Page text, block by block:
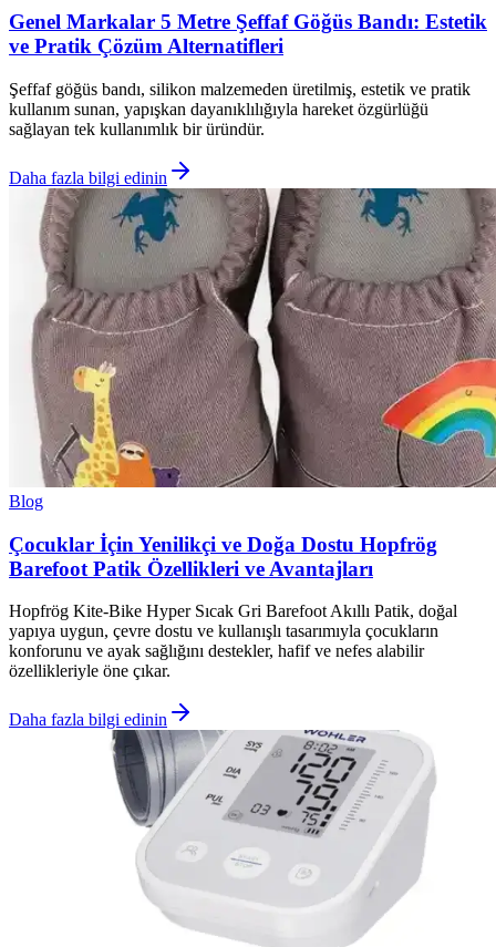
Genel Markalar 5 Metre Şeffaf Göğüs Bandı: Estetik
ve Pratik Çözüm Alternatifleri
Şeffaf göğüs bandı, silikon malzemeden üretilmiş, estetik ve pratik
kullanım sunan, yapışkan dayanıklılığıyla hareket özgürlüğü
sağlayan tek kullanımlık bir üründür.
Daha fazla bilgi edinin
Blog
Çocuklar İçin Yenilikçi ve Doğa Dostu Hopfrög
Barefoot Patik Özellikleri ve Avantajları
Hopfrög Kite-Bike Hyper Sıcak Gri Barefoot Akıllı Patik, doğal
yapıya uygun, çevre dostu ve kullanışlı tasarımıyla çocukların
konforunu ve ayak sağlığını destekler, hafif ve nefes alabilir
özellikleriyle öne çıkar.
Daha fazla bilgi edinin